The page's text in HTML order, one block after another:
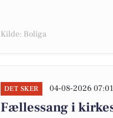
Kilde: Boliga
DET SKER 04-08-2026 07:01
Fællessang i